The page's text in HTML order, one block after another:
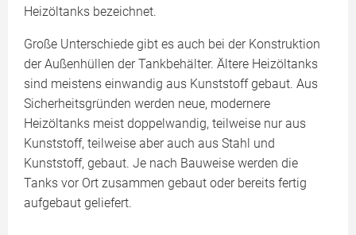
Heizöltanks bezeichnet.
Große Unterschiede gibt es auch bei der Konstruktion
der Außenhüllen der Tankbehälter. Ältere Heizöltanks
sind meistens einwandig aus Kunststoff gebaut. Aus
Sicherheitsgründen werden neue, modernere
Heizöltanks meist doppelwandig, teilweise nur aus
Kunststoff, teilweise aber auch aus Stahl und
Kunststoff, gebaut. Je nach Bauweise werden die
Tanks vor Ort zusammen gebaut oder bereits fertig
aufgebaut geliefert.